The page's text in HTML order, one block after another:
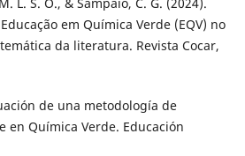
em Química Verde (EQV) no
da literatura. Revista Cocar,
de una metodología de
en Química Verde. Educación